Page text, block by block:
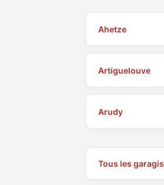
Ahetze
Artiguelouve
Arudy
Tous les